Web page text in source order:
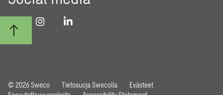
© 2026 Sweco Tietosuoja Swecolla
Evästeet